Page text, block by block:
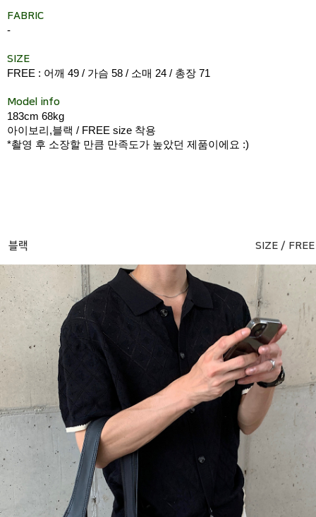
FABRIC
-
SIZE
FREE : 어깨 49 / 가슴 58 / 소매 24 / 총장 71
Model info
183cm 68kg
아이보리,블랙 / FREE size 착용
*촬영 후 소장할 만큼 만족도가 높았던 제품이에요 :)
블랙 SIZE / FREE